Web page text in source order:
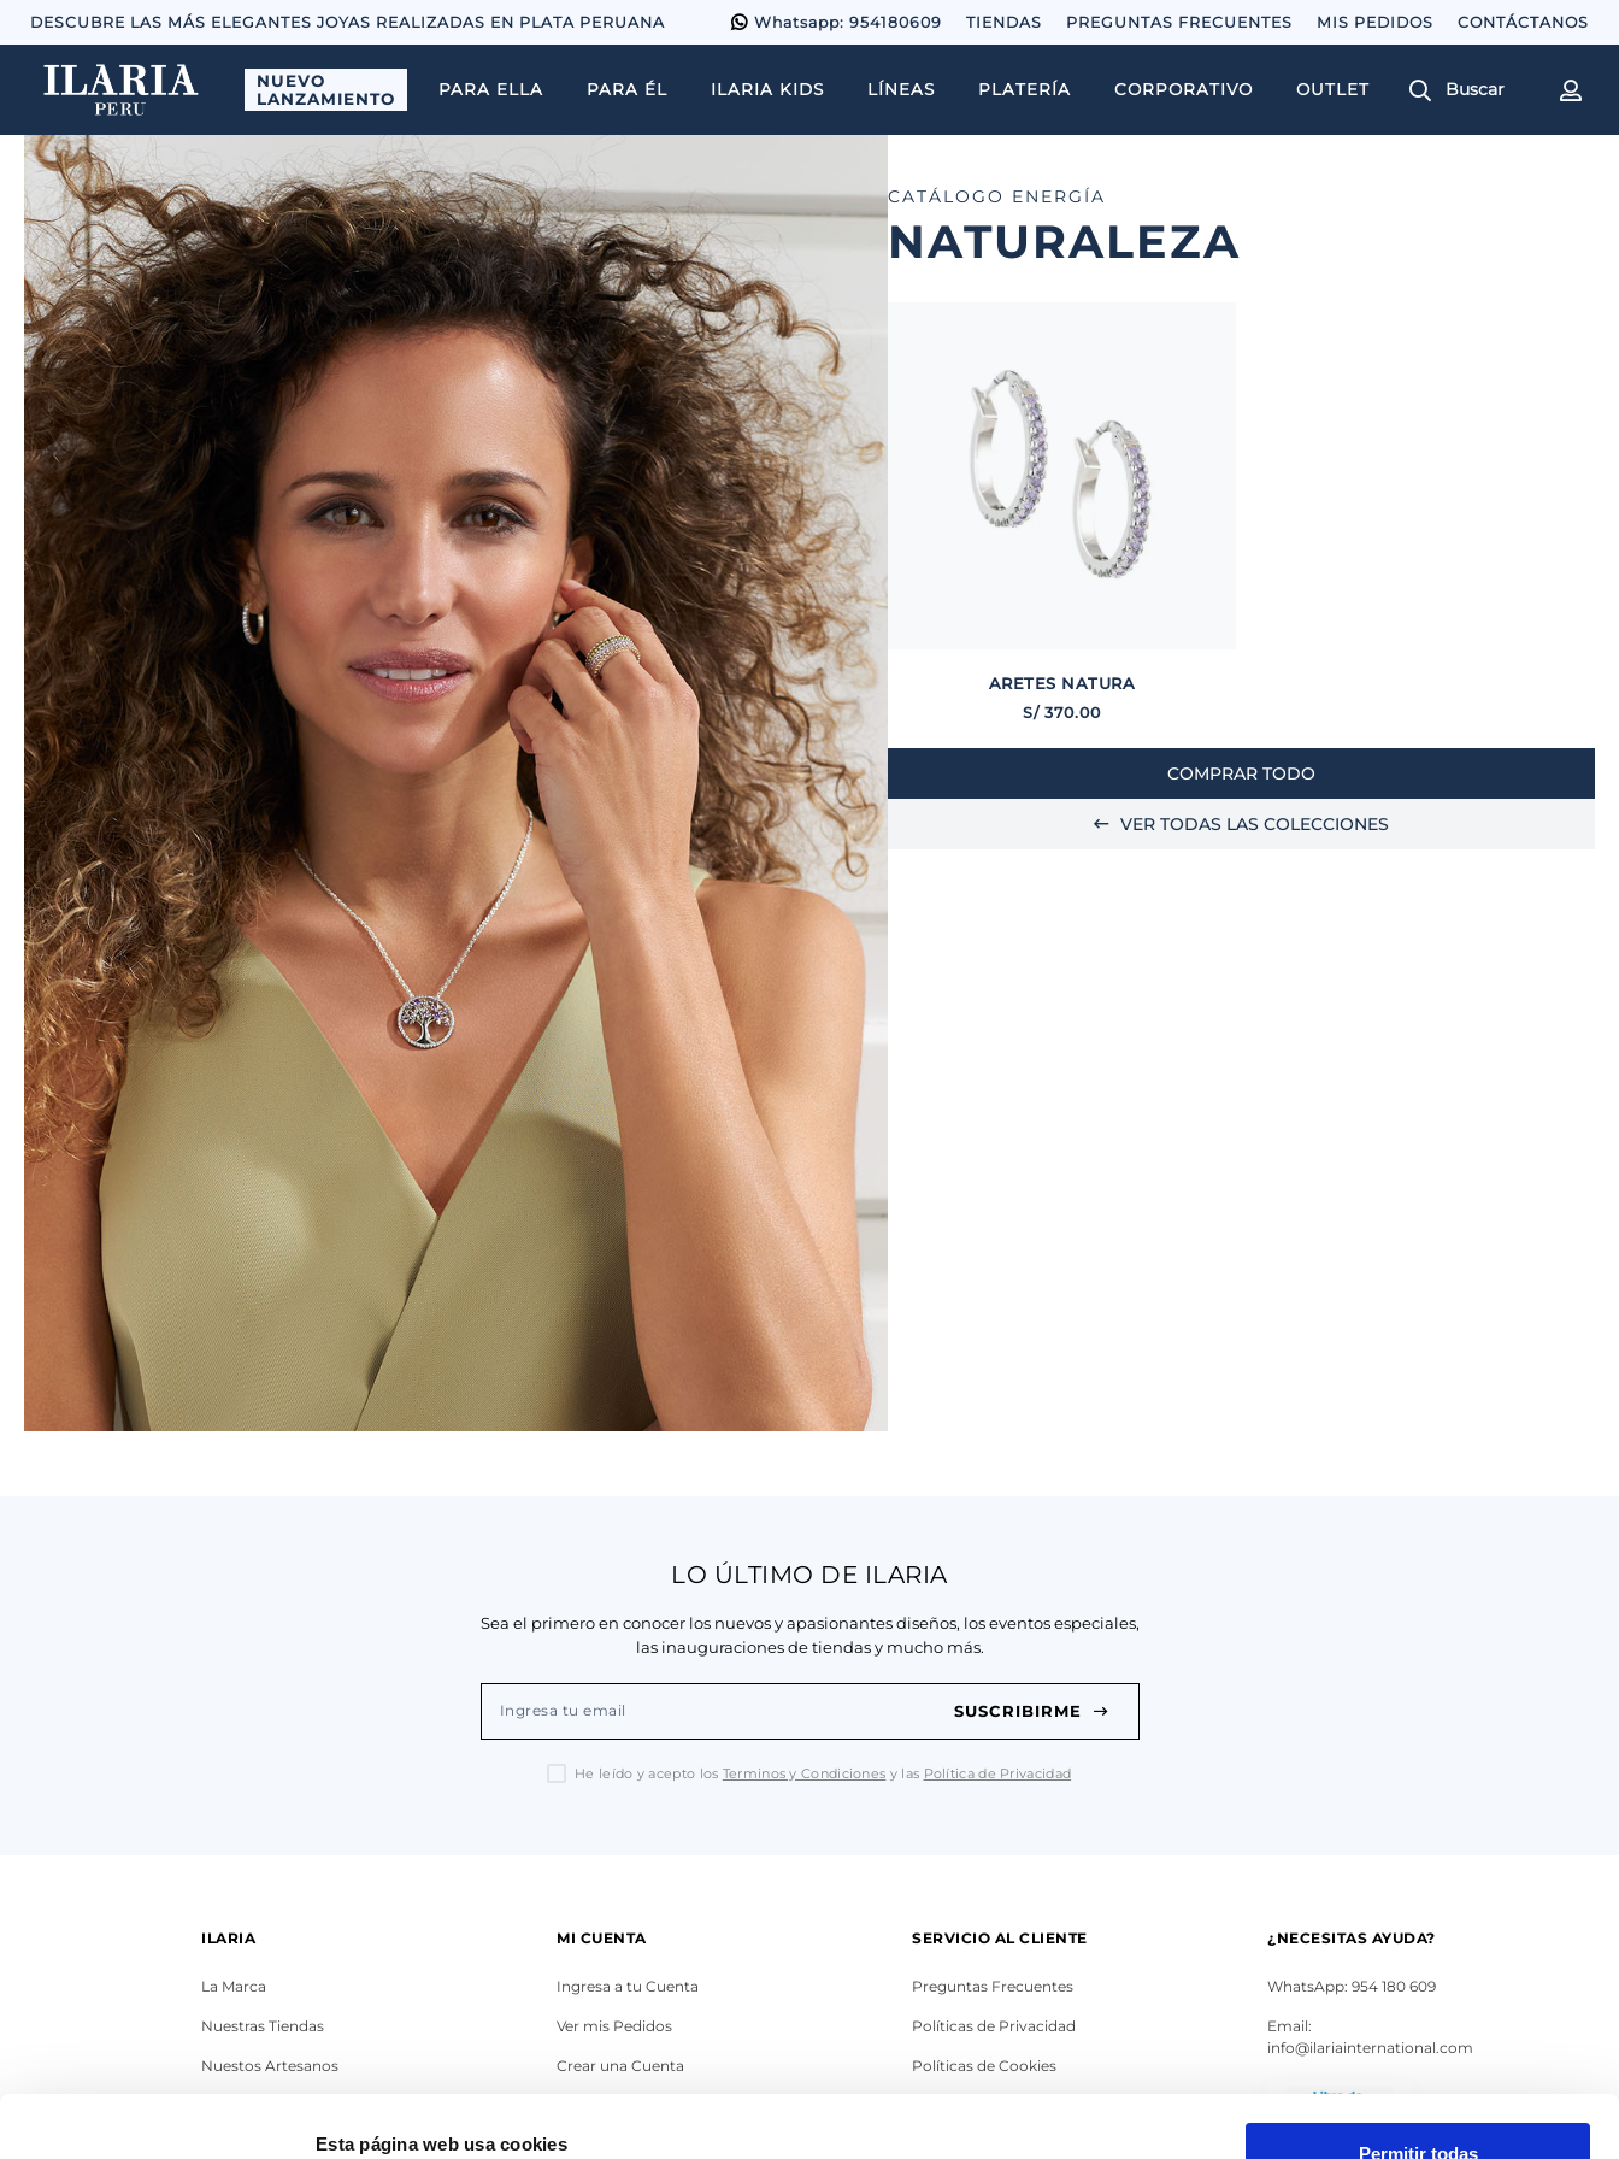
Esta página web usa cookies Permitir todas
DESCUBRE LAS MÁS ELEGANTES JOYAS REALIZADAS EN PLATA PERUANA Whatsapp: 954180609 TIENDAS PREGUNTAS FRECUENTES MIS PEDIDOS
NUEVO
LANZAMIENTO
PARA ELLA PARA ÉL ILARIA KIDS LÍNEAS PLATERÍA CORPORATIVO OUTLET Buscar
CATÁLOGO ENERGÍA
NATURALEZA
ARETES NATURA
S/ 370.00
COMPRAR TODO
VER TODAS LAS COLECCIONES
LO ÚLTIMO DE ILARIA
Sea el primero en conocer los nuevos y apasionantes diseños, los eventos especiales,
las inauguraciones de tiendas y mucho más.
SUSCRIBIRME
He leído y acepto los Terminos y Condiciones y las Política de Privacidad
ILARIA
La Marca
Nuestras Tiendas
Nuestos Artesanos
Trabaja con nosotros
MI CUENTA
Ingresa a tu Cuenta
Ver mis Pedidos
Crear una Cuenta
SERVICIO AL CLIENTE
Preguntas Frecuentes
Políticas de Privacidad
Políticas de Cookies
¿NECESITAS AYUDA?
WhatsApp: 954 180 609
Email:
info@ilariainternational.com